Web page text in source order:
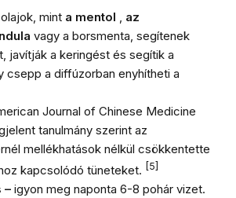
mint a mentol , az
vagy a borsmenta, segítenek
javítják a keringést és segítik a
csepp a diffúzorban enyhítheti a
Journal of Chinese Medicine
tanulmány szerint az
mellékhatások nélkül csökkentette
kapcsolódó tüneteket.
[5]
– igyon meg naponta 6-8 pohár vizet.